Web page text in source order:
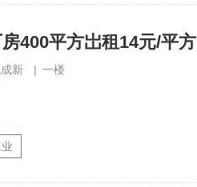
400平方岀租14元/平方
新 | 一楼